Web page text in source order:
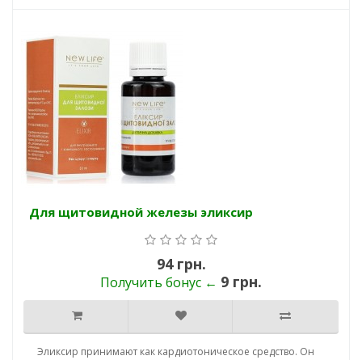
Для щитовидной железы эликсир
94 грн.
Получить бонус ← 9 грн.
Эликсир принимают как кардиотоническое средство. Он